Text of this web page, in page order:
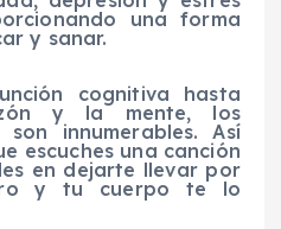
una forma
y sanar.
cognitiva hasta
y la mente, los
innumerables. Así
escuches una canción
en dejarte llevar por
y tu cuerpo te lo